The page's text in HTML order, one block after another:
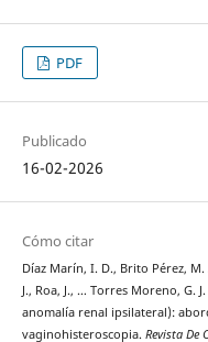
PDF
Publicado
16-02-2026
Cómo citar
Díaz Marín, I. D., Brito Pérez,
J., Roa, J., … Torres Moreno, G.
anomalía renal ipsilateral):
vaginohisteroscopia. Revista De